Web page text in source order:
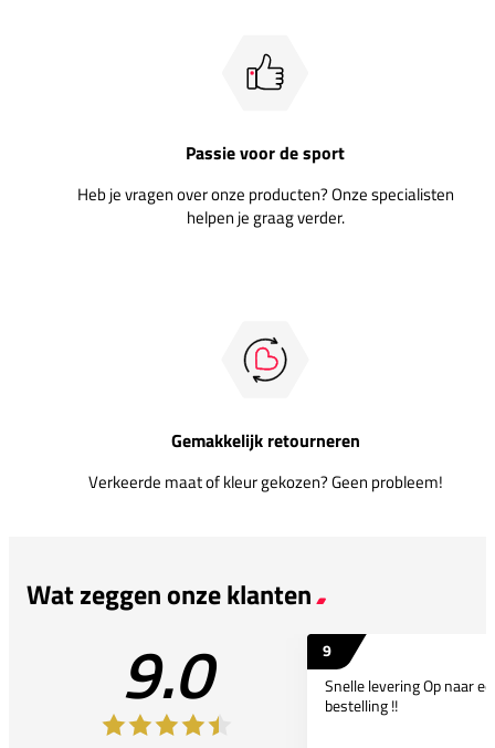
Passie voor de sport
Heb je vragen over onze producten? Onze specialisten
helpen je graag verder.
Gemakkelijk retourneren
Verkeerde maat of kleur gekozen? Geen probleem!
Wat zeggen onze klanten
9.0
9
Snelle levering Op naar
bestelling !!